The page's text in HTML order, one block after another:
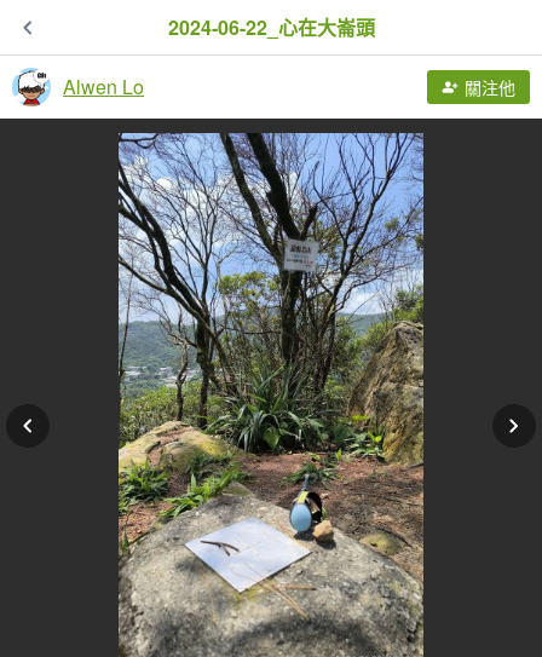
2024-06-22_心在大崙頭
Alwen Lo 關注他